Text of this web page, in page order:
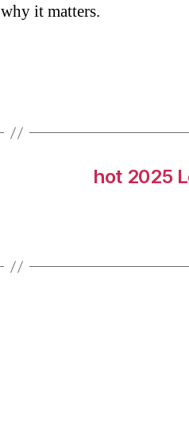
it matters.
hot 2025